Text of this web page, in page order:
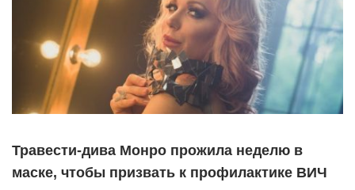
Травести-дива Монро прожила неделю в
маске, чтобы призвать к профилактике ВИЧ